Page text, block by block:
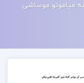
میاموتو موساشی